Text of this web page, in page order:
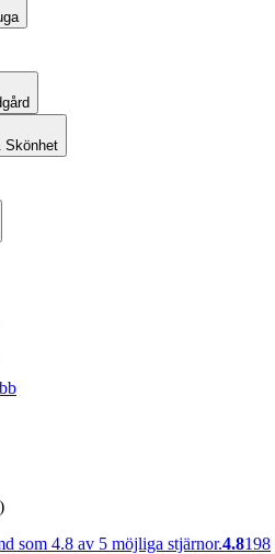
Skönhet
som 4.8 av 5 möjliga stjärnor.4.8198